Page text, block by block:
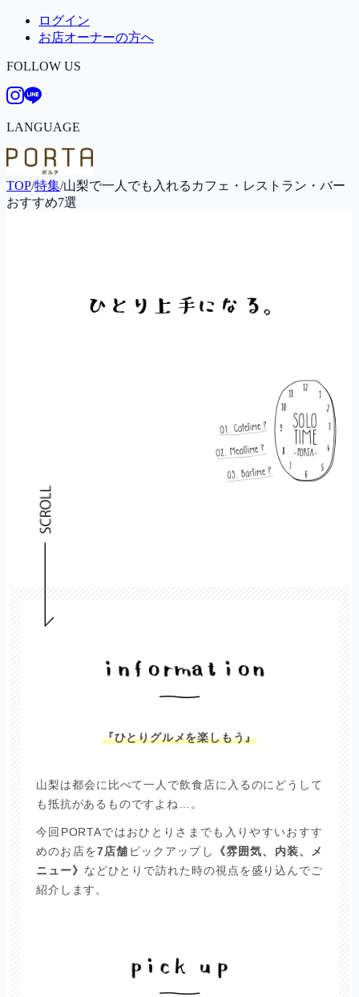
ログイン
お店オーナーの方へ
FOLLOW US
LANGUAGE
TOP/特集/山梨で一人でも入れるカフェ・レストラン・バー
おすすめ7選